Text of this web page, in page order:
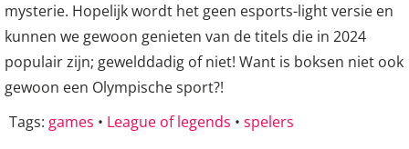
mysterie. Hopelijk wordt het geen esports-light versie en
kunnen we gewoon genieten van de titels die in 2024
populair zijn; gewelddadig of niet! Want is boksen niet ook
gewoon een Olympische sport?!
Tags: games • League of legends • spelers